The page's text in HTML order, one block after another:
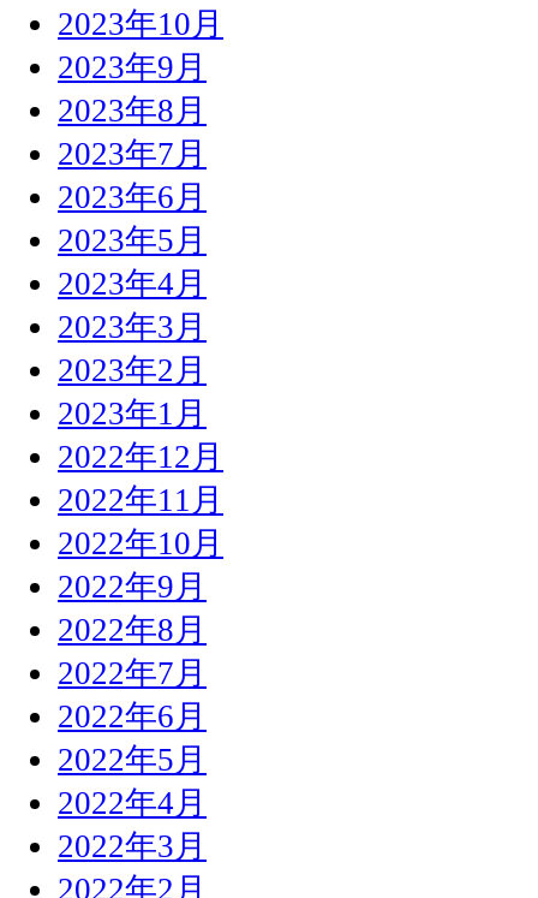
2023年10月
2023年9月
2023年8月
2023年7月
2023年6月
2023年5月
2023年4月
2023年3月
2023年2月
2023年1月
2022年12月
2022年11月
2022年10月
2022年9月
2022年8月
2022年7月
2022年6月
2022年5月
2022年4月
2022年3月
2022年2月